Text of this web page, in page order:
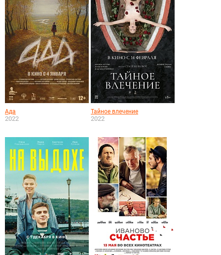
Ада
2022
Тайное влечение
2022